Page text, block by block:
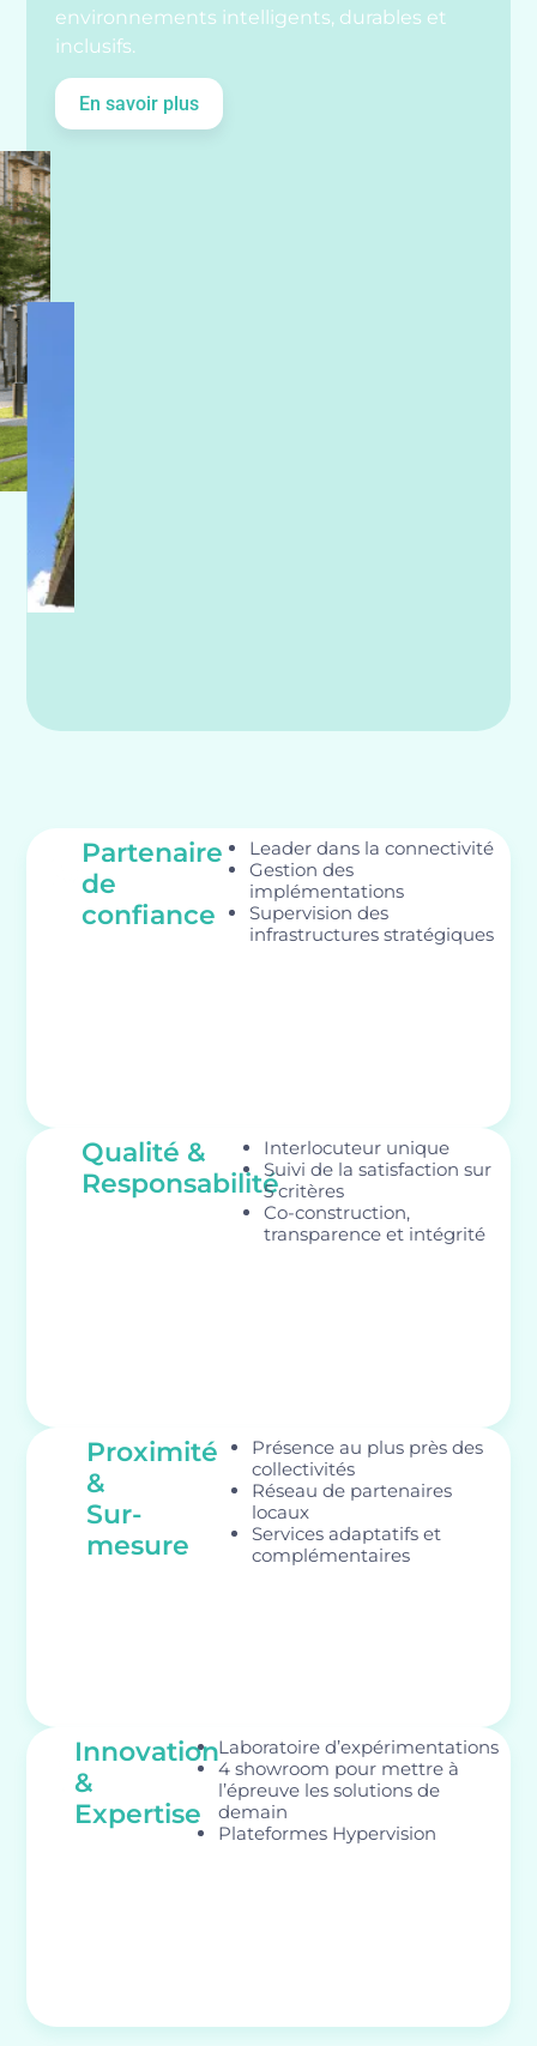
environnements intelligents, durables et
inclusifs.
En savoir plus
Partenaire
de
confiance
Leader dans la connectivité
Gestion des
implémentations
Supervision des
infrastructures stratégiques
Qualité &
Responsabilité
Interlocuteur unique
Suivi de la satisfaction sur
5 critères
Co-construction,
transparence et intégrité
Proximité
&
Sur-
mesure
Présence au plus près des
collectivités
Réseau de partenaires
locaux
Services adaptatifs et
complémentaires
Innovation
&
Expertise
Laboratoire d’expérimentations
4 showroom pour mettre à
l’épreuve les solutions de
demain
Plateformes Hypervision